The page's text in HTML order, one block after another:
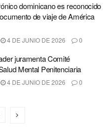
dominicano es reconocido
de viaje de América
4 DE JUNIO DE 2026 0
juramenta Comité
Mental Penitenciaria
4 DE JUNIO DE 2026 0